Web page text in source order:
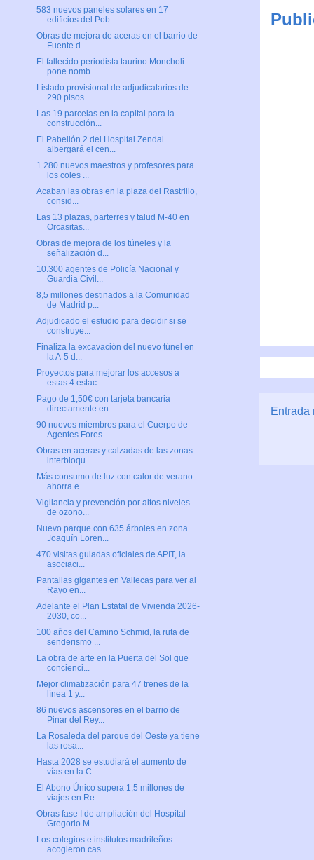
Entrada
583 nuevos paneles solares en 17
edificios del Pob...
Obras de mejora de aceras en el barrio de
Fuente d...
El fallecido periodista taurino Moncholi
pone nomb...
Listado provisional de adjudicatarios de
290 pisos...
Las 19 parcelas en la capital para la
construcción...
El Pabellón 2 del Hospital Zendal
albergará el cen...
1.280 nuevos maestros y profesores para
los coles ...
Acaban las obras en la plaza del Rastrillo,
consid...
Las 13 plazas, parterres y talud M-40 en
Orcasitas...
Obras de mejora de los túneles y la
señalización d...
10.300 agentes de Policía Nacional y
Guardia Civil...
8,5 millones destinados a la Comunidad
de Madrid p...
Adjudicado el estudio para decidir si se
construye...
Finaliza la excavación del nuevo túnel en
la A-5 d...
Proyectos para mejorar los accesos a
estas 4 estac...
Pago de 1,50€ con tarjeta bancaria
directamente en...
90 nuevos miembros para el Cuerpo de
Agentes Fores...
Obras en aceras y calzadas de las zonas
interbloqu...
Más consumo de luz con calor de verano...
ahorra e...
Vigilancia y prevención por altos niveles
de ozono...
Nuevo parque con 635 árboles en zona
Joaquín Loren...
470 visitas guiadas oficiales de APIT, la
asociaci...
Pantallas gigantes en Vallecas para ver al
Rayo en...
Adelante el Plan Estatal de Vivienda 2026-
2030, co...
100 años del Camino Schmid, la ruta de
senderismo ...
La obra de arte en la Puerta del Sol que
concienci...
Mejor climatización para 47 trenes de la
línea 1 y...
86 nuevos ascensores en el barrio de
Pinar del Rey...
La Rosaleda del parque del Oeste ya tiene
las rosa...
Hasta 2028 se estudiará el aumento de
vías en la C...
El Abono Único supera 1,5 millones de
viajes en Re...
Obras fase I de ampliación del Hospital
Gregorio M...
Los colegios e institutos madrileños
acogieron cas...